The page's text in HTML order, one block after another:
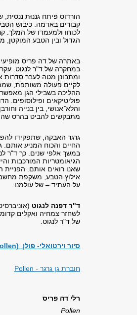
הורדוס פיתח גננוּת
קבורים באדמה. כיבוש
לכוחו ולמעמדו של המלך.
הגדול ובין הטבע המוקטן,
באתרהּ של דה פריס
במחקרה של ד"ר לנגוט.
ומתבונן מטה לעבר
לקיים פעולה משותפת,
ההליכה בשבילי הגן
פוליטיקאים ופילוסופים.
והלא־אנושי, בין בנייה
מתבקשים להביט בהרס
גרגר האבקה, שתפקידו
החיים והכוח המניע
במשך אלפי שנים. כך ד"ר
הגיאומטריות המורכבות
שאנו רואים אותם. הפניית
אילוץ הטבע, משקפת
על העתיד – של עולמנו.
ד"ר דפנה לנגוט
לשחזר צמחיה ואקלים
של ד"ר לנגוט.
סיור וירטואלי- פולן (Pollen) - רלי דה פריס וד"ר דפנה לנגוט מתוך תערוכה Plan(e)t
חוברת גן גרגר - Pollen
רלי דה פריס
Pollen